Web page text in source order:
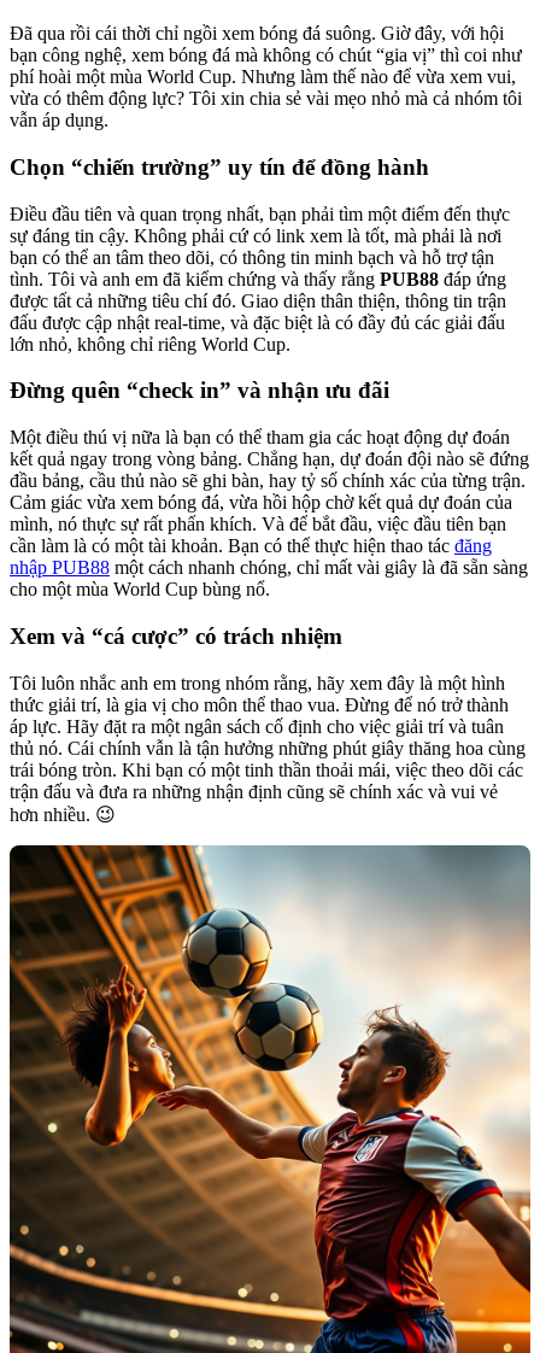
Đã qua rồi cái thời chỉ ngồi xem bóng đá suông. Giờ đây, với hội
bạn công nghệ, xem bóng đá mà không có chút “gia vị” thì coi như
phí hoài một mùa World Cup. Nhưng làm thế nào để vừa xem vui,
vừa có thêm động lực? Tôi xin chia sẻ vài mẹo nhỏ mà cả nhóm tôi
vẫn áp dụng.
Chọn “chiến trường” uy tín để đồng hành
Điều đầu tiên và quan trọng nhất, bạn phải tìm một điểm đến thực
sự đáng tin cậy. Không phải cứ có link xem là tốt, mà phải là nơi
bạn có thể an tâm theo dõi, có thông tin minh bạch và hỗ trợ tận
tình. Tôi và anh em đã kiểm chứng và thấy rằng PUB88 đáp ứng
được tất cả những tiêu chí đó. Giao diện thân thiện, thông tin trận
đấu được cập nhật real-time, và đặc biệt là có đầy đủ các giải đấu
lớn nhỏ, không chỉ riêng World Cup.
Đừng quên “check in” và nhận ưu đãi
Một điều thú vị nữa là bạn có thể tham gia các hoạt động dự đoán
kết quả ngay trong vòng bảng. Chẳng hạn, dự đoán đội nào sẽ đứng
đầu bảng, cầu thủ nào sẽ ghi bàn, hay tỷ số chính xác của từng trận.
Cảm giác vừa xem bóng đá, vừa hồi hộp chờ kết quả dự đoán của
mình, nó thực sự rất phấn khích. Và để bắt đầu, việc đầu tiên bạn
cần làm là có một tài khoản. Bạn có thể thực hiện thao tác đăng
nhập PUB88 một cách nhanh chóng, chỉ mất vài giây là đã sẵn sàng
cho một mùa World Cup bùng nổ.
Xem và “cá cược” có trách nhiệm
Tôi luôn nhắc anh em trong nhóm rằng, hãy xem đây là một hình
thức giải trí, là gia vị cho môn thể thao vua. Đừng để nó trở thành
áp lực. Hãy đặt ra một ngân sách cố định cho việc giải trí và tuân
thủ nó. Cái chính vẫn là tận hưởng những phút giây thăng hoa cùng
trái bóng tròn. Khi bạn có một tinh thần thoải mái, việc theo dõi các
trận đấu và đưa ra những nhận định cũng sẽ chính xác và vui vẻ
hơn nhiều. 😉